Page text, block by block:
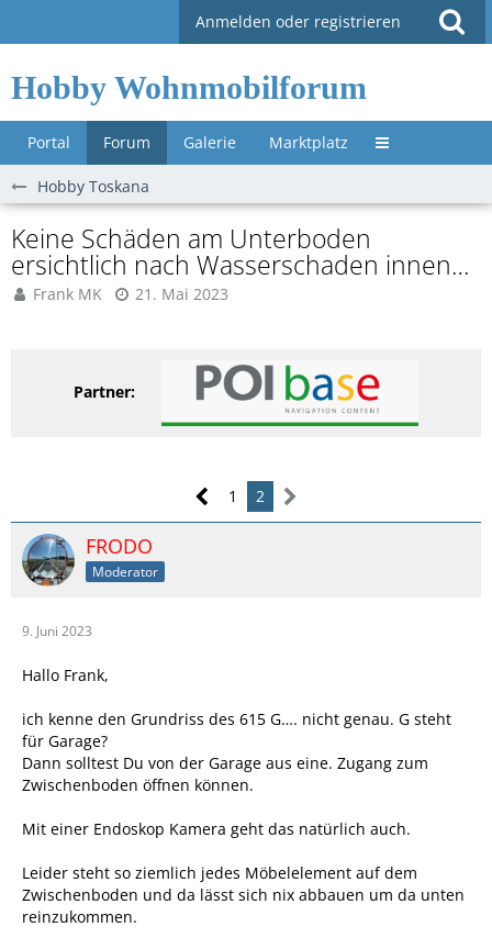
Anmelden oder registrieren
Hobby Wohnmobilforum
Portal Forum Galerie Marktplatz Untermenü »
Hobby Toskana
Keine Schäden am Unterboden
ersichtlich nach Wasserschaden innen…
Frank MK 21. Mai 2023
Partner:
1 2
FRODO
Moderator
9. Juni 2023
Hallo Frank,
ich kenne den Grundriss des 615 G…. nicht genau. G steht
für Garage?
Dann solltest Du von der Garage aus eine. Zugang zum
Zwischenboden öffnen können.
Mit einer Endoskop Kamera geht das natürlich auch.
Leider steht so ziemlich jedes Möbelelement auf dem
Zwischenboden und da lässt sich nix abbauen um da unten
reinzukommen.